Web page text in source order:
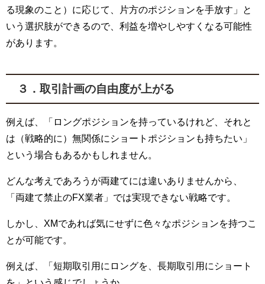
る現象のこと）に応じて、片方のポジションを手放す」と
いう選択肢ができるので、利益を増やしやすくなる可能性
があります。
３．取引計画の自由度が上がる
例えば、「ロングポジションを持っているけれど、それと
は（戦略的に）無関係にショートポジションも持ちたい」
という場合もあるかもしれません。
どんな考えであろうが両建てには違いありませんから、
「両建て禁止のFX業者 」では実現できない戦略です。
しかし、 XMであれば気にせずに色々なポジションを持つこ
とが可能です。
例えば、「短期取引用にロングを、長期取引用にショート
を」という感じでしょうか。